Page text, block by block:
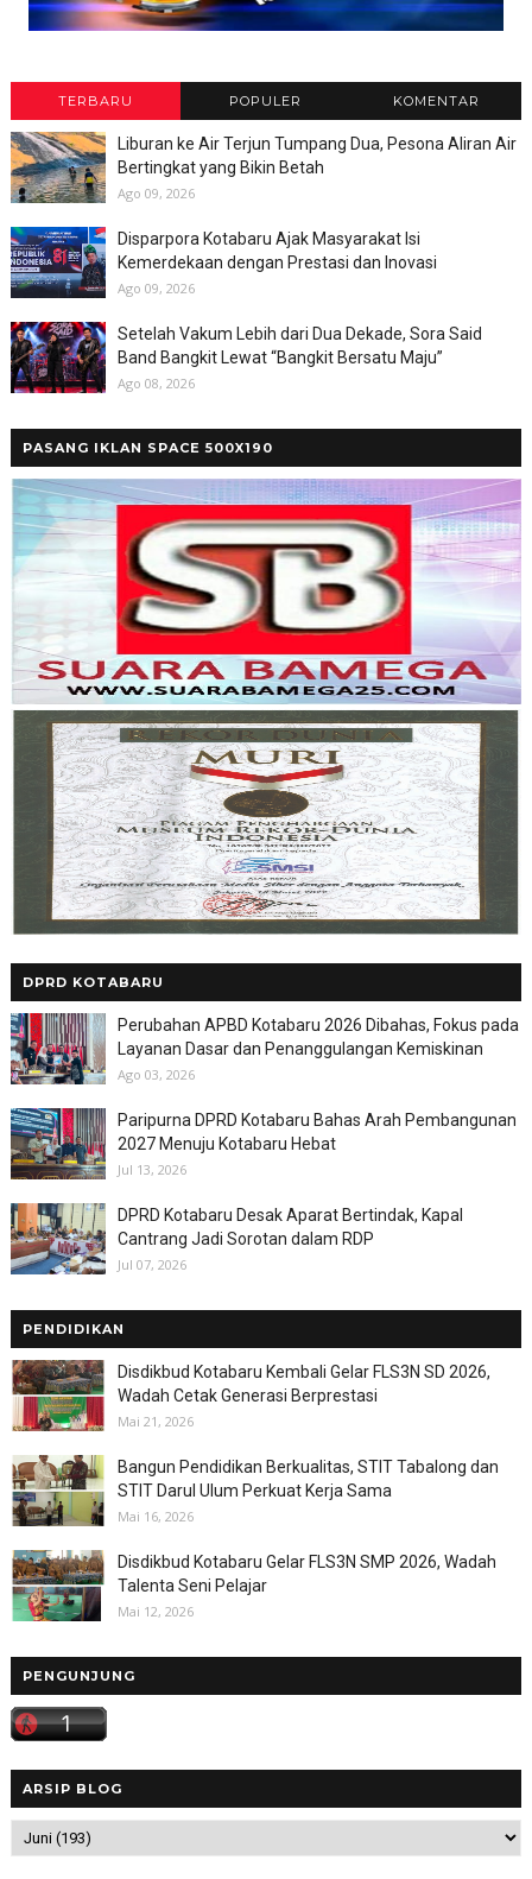
TERBARU POPULER KOMENTAR
Liburan ke Air Terjun Tumpang Dua, Pesona Aliran Air
Bertingkat yang Bikin Betah
Ago 09, 2026
Disparpora Kotabaru Ajak Masyarakat Isi
Kemerdekaan dengan Prestasi dan Inovasi
Ago 09, 2026
Setelah Vakum Lebih dari Dua Dekade, Sora Said
Band Bangkit Lewat “Bangkit Bersatu Maju”
Ago 08, 2026
PASANG IKLAN SPACE 500X190
DPRD KOTABARU
Perubahan APBD Kotabaru 2026 Dibahas, Fokus pada
Layanan Dasar dan Penanggulangan Kemiskinan
Ago 03, 2026
Paripurna DPRD Kotabaru Bahas Arah Pembangunan
2027 Menuju Kotabaru Hebat
Jul 13, 2026
DPRD Kotabaru Desak Aparat Bertindak, Kapal
Cantrang Jadi Sorotan dalam RDP
Jul 07, 2026
PENDIDIKAN
Disdikbud Kotabaru Kembali Gelar FLS3N SD 2026,
Wadah Cetak Generasi Berprestasi
Mai 21, 2026
Bangun Pendidikan Berkualitas, STIT Tabalong dan
STIT Darul Ulum Perkuat Kerja Sama
Mai 16, 2026
Disdikbud Kotabaru Gelar FLS3N SMP 2026, Wadah
Talenta Seni Pelajar
Mai 12, 2026
PENGUNJUNG
ARSIP BLOG